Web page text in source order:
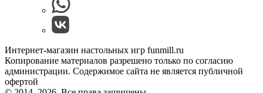
Интернет-магазин настольных игр funmill.ru
Копирование материалов разрешено только по согласию
администрации. Содержимое сайта не является публичной
офертой